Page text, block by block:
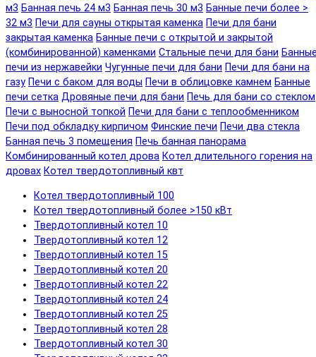
м3 Банная печь 24 м3 Банная печь 30 м3 Банные печи более >
32 м3 Печи для сауны открытая каменка Печи для бани
закрытая каменка Банные печи с открытой и закрытой
(комбинированной) каменками Стальные печи для бани
печи из нержавейки Чугунные печи для бани Печи для бани на
газу Печи с баком для воды Печи в облицовке камнем Банные
печи сетка Дровяные печи для бани Печь для бани со стеклом
Печи с выносной топкой Печи для бани с теплообменником
Печи под обкладку кирпичом Финские печи Печи два стекла
Банная печь 3 помещения Печь банная панорама
Комбинированный котел дрова Котел длительного горения на
дровах Котел твердотопливный квт
Котел твердотопливный 100
Котел твердотопливный более >150 кВт
Твердотопливный котел 10
Твердотопливный котел 12
Твердотопливный котел 15
Твердотопливный котел 20
Твердотопливный котел 22
Твердотопливный котел 24
Твердотопливный котел 25
Твердотопливный котел 28
Твердотопливный котел 30